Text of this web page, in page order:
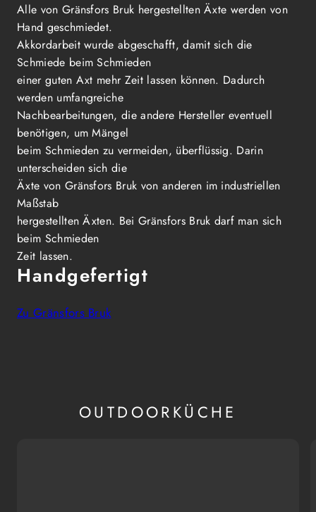
Alle von Gränsfors Bruk hergestellten Äxte werden von
Hand geschmiedet.
Akkordarbeit wurde abgeschafft, damit sich die
Schmiede beim Schmieden
einer guten Axt mehr Zeit lassen können. Dadurch
werden umfangreiche
Nachbearbeitungen, die andere Hersteller eventuell
benötigen, um Mängel
beim Schmieden zu vermeiden, überflüssig. Darin
unterscheiden sich die
Äxte von Gränsfors Bruk von anderen im industriellen
Maßstab
hergestellten Äxten. Bei Gränsfors Bruk darf man sich
beim Schmieden
Zeit lassen.
Handgefertigt
Zu Gränsfors Bruk
OUTDOORKÜCHE